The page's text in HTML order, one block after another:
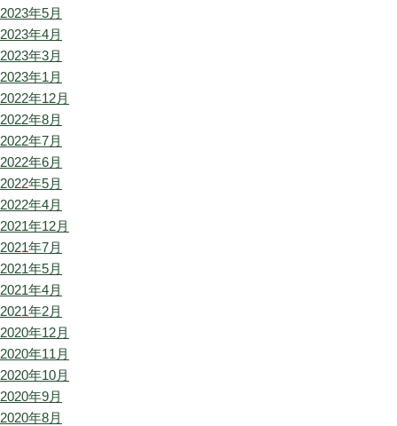
2023年5月
2023年4月
2023年3月
2023年1月
2022年12月
2022年8月
2022年7月
2022年6月
2022年5月
2022年4月
2021年12月
2021年7月
2021年5月
2021年4月
2021年2月
2020年12月
2020年11月
2020年10月
2020年9月
2020年8月